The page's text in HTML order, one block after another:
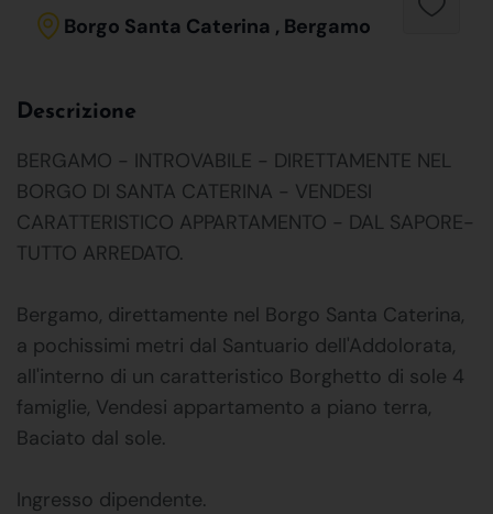
Borgo Santa Caterina , Bergamo
Descrizione
BERGAMO - INTROVABILE - DIRETTAMENTE NEL
BORGO DI SANTA CATERINA - VENDESI
CARATTERISTICO APPARTAMENTO - DAL SAPORE-
TUTTO ARREDATO.
Bergamo, direttamente nel Borgo Santa Caterina,
a pochissimi metri dal Santuario dell'Addolorata,
all'interno di un caratteristico Borghetto di sole 4
famiglie, Vendesi appartamento a piano terra,
Baciato dal sole.
Ingresso dipendente.